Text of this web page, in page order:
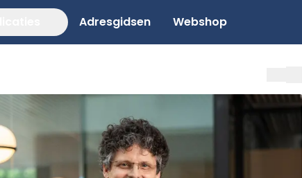
Adresgidsen Webshop